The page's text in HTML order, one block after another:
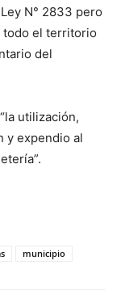
N° 2833 pero
todo el territorio
del
utilización,
y expendio al
municipio